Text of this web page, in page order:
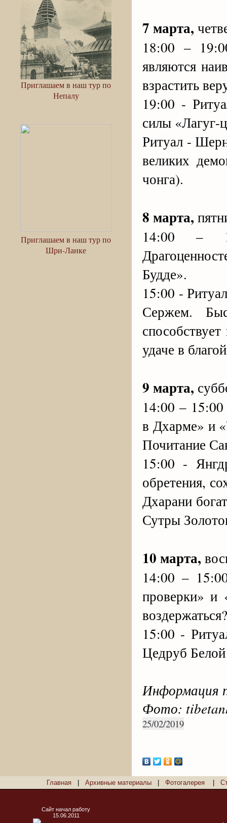
Приглашаем в наш тур по
Непалу
Приглашаем в наш тур по
Шри-Ланке
7 марта,
18:00 –
являются
взрастить
19:00 -
силы «Лагуг-
Ритуал -
великих
чонга).
8 марта,
14:00 –
Будде».
15:00 -
Сержем.
удаче в
9 марта,
14:00 –
в Дхарме» и
Почитание
15:00 -
обретения,
Дхарани
Сутры
10 марта,
14:00 –
проверки» и
15:00 -
Цедруб
Информация
Фото:
25/02/2019
Главная Архивные материалы Фотогалерея
Сайт начал работу
15.06.2011